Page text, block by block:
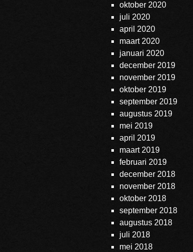
oktober 2020
juli 2020
april 2020
maart 2020
januari 2020
december 2019
november 2019
oktober 2019
september 2019
augustus 2019
mei 2019
april 2019
maart 2019
februari 2019
december 2018
november 2018
oktober 2018
september 2018
augustus 2018
juli 2018
mei 2018